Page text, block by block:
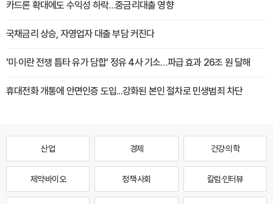
카드론 확대에도 수익성 하락…중금리대출 영향
국채금리 상승, 자영업자 대출 부담 커진다
'미·이란 전쟁 틈타 유가 담합' 정유 4사 기소…파급 효과 26조 원 달해
휴대전화 개통에 안면인증 도입...강화된 본인 절차로 민생범죄 차단
산업 경제 건강·의학
제약·바이오 정책·사회 칼럼·인터뷰